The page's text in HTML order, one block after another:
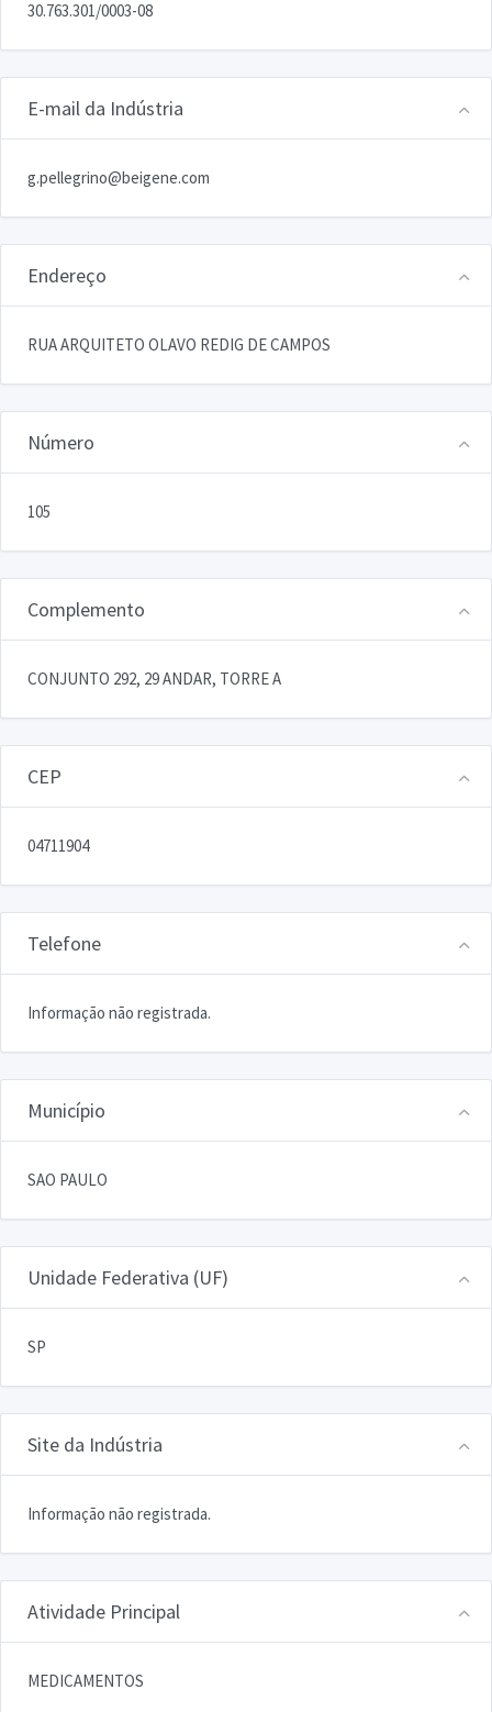
30.763.301/0003-08
E-mail da Indústria
g.pellegrino@beigene.com
Endereço
RUA ARQUITETO OLAVO REDIG DE CAMPOS
Número
105
Complemento
CONJUNTO 292, 29 ANDAR, TORRE A
CEP
04711904
Telefone
Informação não registrada.
Município
SAO PAULO
Unidade Federativa (UF)
SP
Site da Indústria
Informação não registrada.
Atividade Principal
MEDICAMENTOS